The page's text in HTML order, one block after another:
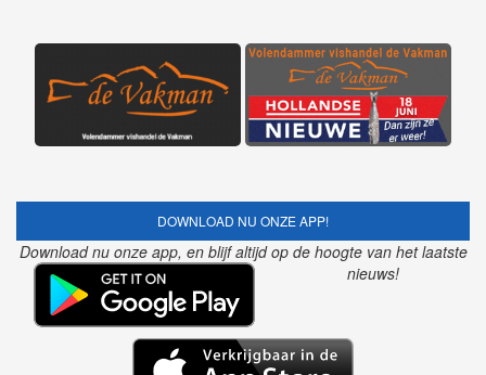
DOWNLOAD NU ONZE APP!
Download nu onze app, en blijf altijd op de hoogte van het laatste
nieuws!